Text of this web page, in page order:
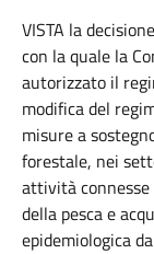
VISTA la
con la quale la
autorizzato il
modifica del
misure a
forestale, nei
attività
della pesca e
epidemiologica